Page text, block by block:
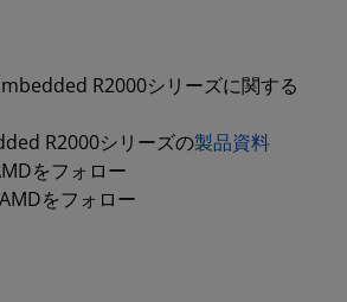
R2000シリーズに関する
R2000シリーズの製品資料
をフォロー
をフォロー